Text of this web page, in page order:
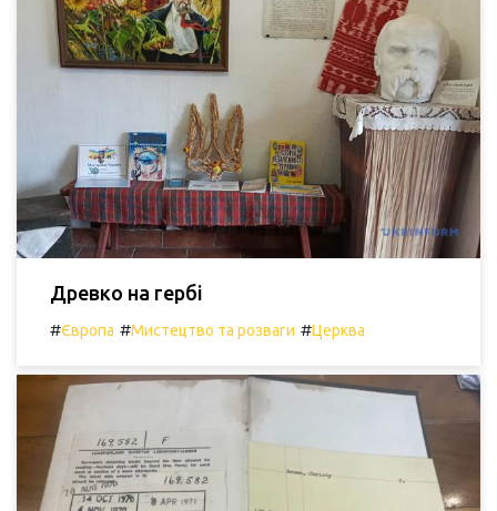
Древко на гербі
#Європа #Мистецтво та розваги #Церква